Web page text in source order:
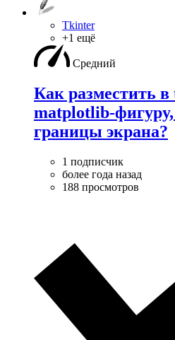
Tkinter
+1 ещё
Средний
Как разместить
matplotlib-
границы экрана?
1 подписчик
более года назад
188 просмотров